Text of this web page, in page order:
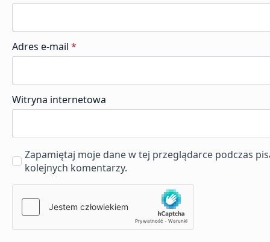
Adres e-mail *
Witryna internetowa
Zapamiętaj moje dane w tej przeglądarce podczas
kolejnych komentarzy.